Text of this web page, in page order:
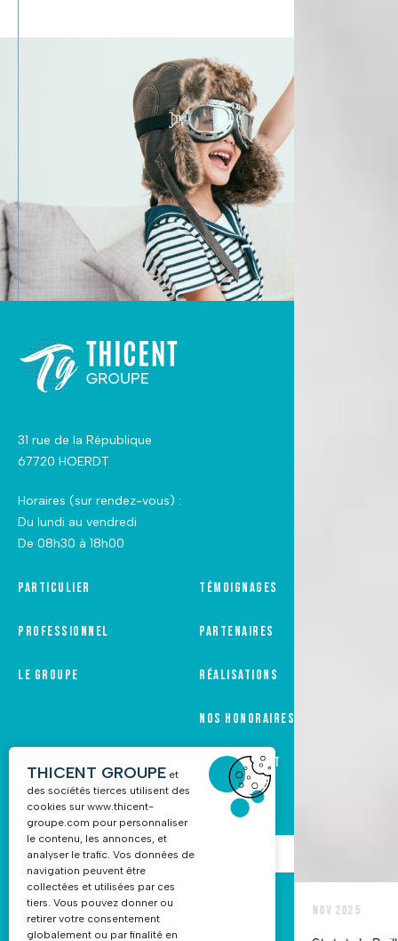
31 rue de la République
67720 HOERDT
Horaires (sur rendez-vous) :
Du lundi au vendredi
De 08h30 à 18h00
Particulier
Professionnel
Le groupe
Témoignages
Partenaires
Réalisations
Nos honoraires
Recrutement
NOUS CONTACTER
03 88 68 16 55
THICENT GROUPE et
des sociétés tierces utilisent des
cookies surwww.thicent-
groupe.com pour personnaliser
le contenu, les annonces, et
analyser le trafic. Vos données de
navigation peuvent être
collectées et utilisées par ces
tiers. Vous pouvez donner ou
retirer votre consentement
globalement ou par finalité en